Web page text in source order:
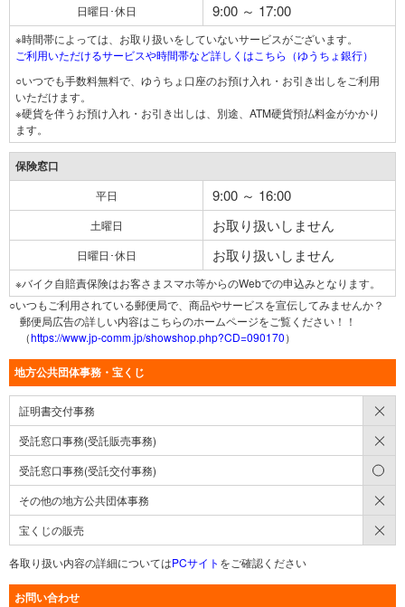
日曜日･休日 9:00 ～ 17:00
※時間帯によっては、お取り扱いをしていないサービスがございます。
ご利用いただけるサービスや時間帯など詳しくはこちら（ゆうちょ銀行）
○いつでも手数料無料で、ゆうちょ口座のお預け入れ・お引き出しをご利用
いただけます。
※硬貨を伴うお預け入れ・お引き出しは、別途、ATM硬貨預払料金がかかり
ます。
保険窓口
平日 9:00 ～ 16:00
土曜日 お取り扱いしません
日曜日･休日 お取り扱いしません
※バイク自賠責保険はお客さまスマホ等からのWebでの申込みとなります。
○いつもご利用されている郵便局で、商品やサービスを宣伝してみませんか？
郵便局広告の詳しい内容はこちらのホームページをご覧ください！！
（https://www.jp-comm.jp/showshop.php?CD=090170）
地方公共団体事務・宝くじ
証明書交付事務
受託窓口事務(受託販売事務)
受託窓口事務(受託交付事務)
その他の地方公共団体事務
宝くじの販売
各取り扱い内容の詳細についてはPCサイト をご確認ください
お問い合わせ